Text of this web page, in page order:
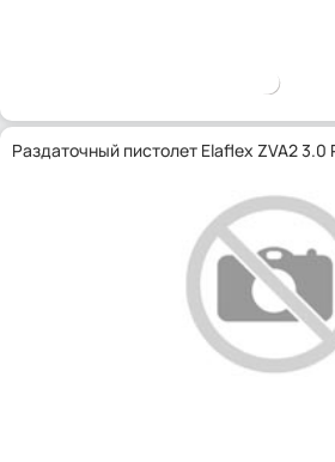
Раздаточный пистолет Elaflex ZVA2 3.0